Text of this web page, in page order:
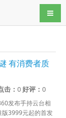
导航
有消费者质
击：0好评：0
发布手持云台相
3999元起的首发